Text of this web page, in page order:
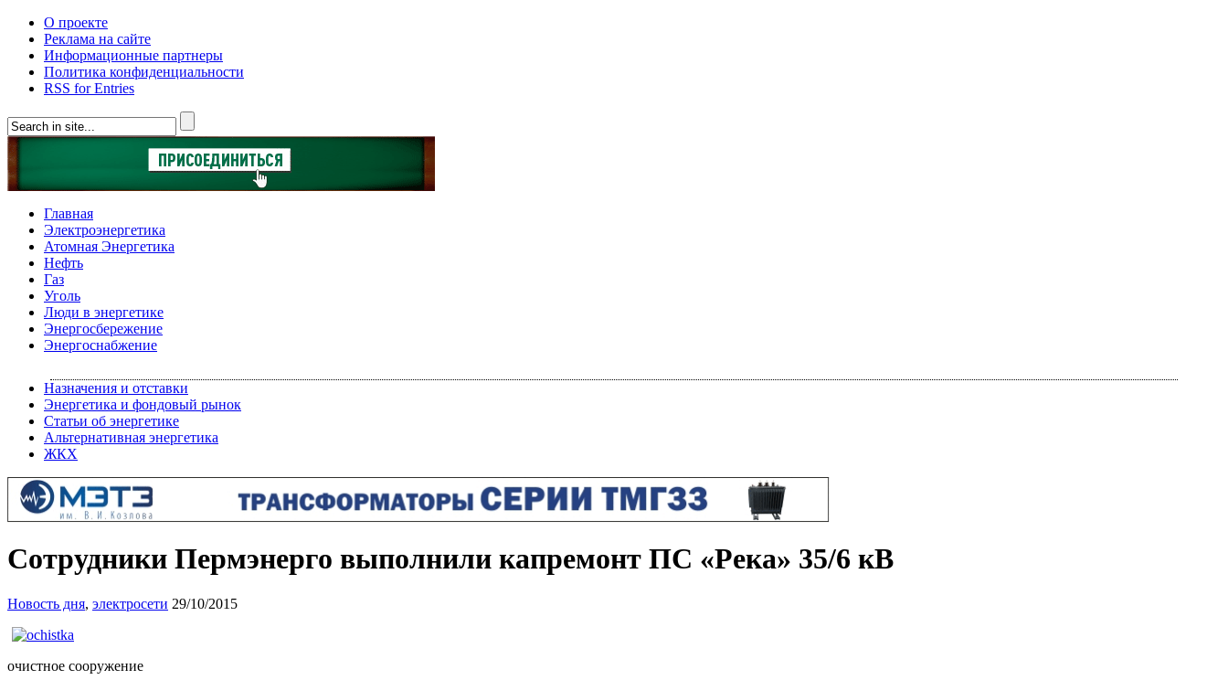
О проекте
Реклама на сайте
Информационные партнеры
Политика конфиденциальности
RSS for Entries
Главная
Электроэнергетика
Атомная Энергетика
Нефть
Газ
Уголь
Люди в энергетике
Энергосбережение
Энергоснабжение
Назначения и отставки
Энергетика и фондовый рынок
Статьи об энергетике
Альтернативная энергетика
ЖКХ
Сотрудники Пермэнерго выполнили капремонт ПС «Река» 35/6 кВ
Новость дня, электросети 29/10/2015
очистное сооружение